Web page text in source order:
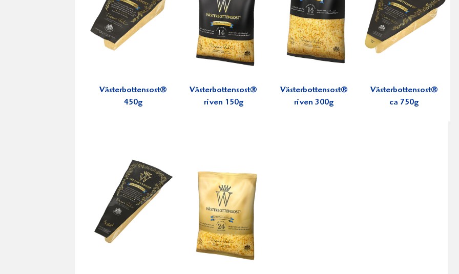
Västerbottensost®
450g
Västerbottensost®
riven 150g
Västerbottensost®
riven 300g
Västerbottensost®
ca 750g